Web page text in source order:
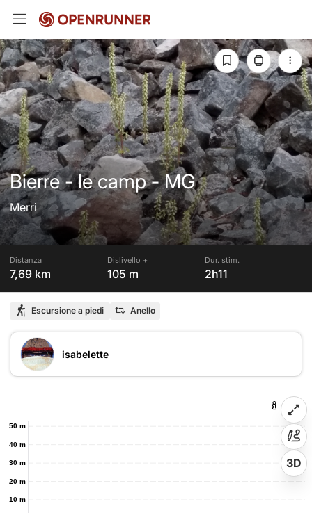
Bierre - le camp - MG
Merri
Distanza
7,69 km
Dislivello +
105 m
Dur. stim.
2h11
Escursione a piedi Anello
isabelette
10 m
20 m
30 m
40 m
50 m
3D